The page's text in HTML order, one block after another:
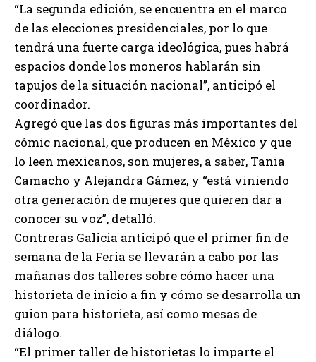
“La segunda edición, se encuentra en el marco
de las elecciones presidenciales, por lo que
tendrá una fuerte carga ideológica, pues habrá
espacios donde los moneros hablarán sin
tapujos de la situación nacional”, anticipó el
coordinador.
Agregó que las dos figuras más importantes del
cómic nacional, que producen en México y que
lo leen mexicanos, son mujeres, a saber, Tania
Camacho y Alejandra Gámez, y “está viniendo
otra generación de mujeres que quieren dar a
conocer su voz”, detalló.
Contreras Galicia anticipó que el primer fin de
semana de la Feria se llevarán a cabo por las
mañanas dos talleres sobre cómo hacer una
historieta de inicio a fin y cómo se desarrolla un
guion para historieta, así como mesas de
diálogo.
“El primer taller de historietas lo imparte el